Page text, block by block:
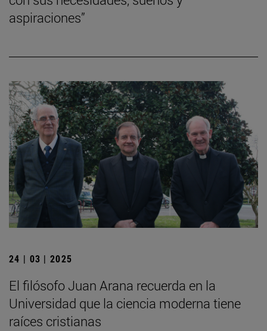
aspiraciones”
24 | 03 | 2025
El filósofo Juan Arana recuerda en la
Universidad que la ciencia moderna tiene
raíces cristianas